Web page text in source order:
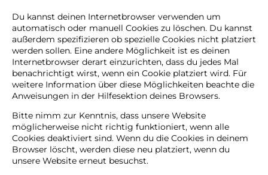
Du kannst deinen Internetbrowser verwenden um
automatisch oder manuell Cookies zu löschen. Du kannst
außerdem spezifizieren ob spezielle Cookies nicht platziert
werden sollen. Eine andere Möglichkeit ist es deinen
Internetbrowser derart einzurichten, dass du jedes Mal
benachrichtigt wirst, wenn ein Cookie platziert wird. Für
weitere Information über diese Möglichkeiten beachte die
Anweisungen in der Hilfesektion deines Browsers.
Bitte nimm zur Kenntnis, dass unsere Website
möglicherweise nicht richtig funktioniert, wenn alle
Cookies deaktiviert sind. Wenn du die Cookies in deinem
Browser löscht, werden diese neu platziert, wenn du
unsere Website erneut besuchst.